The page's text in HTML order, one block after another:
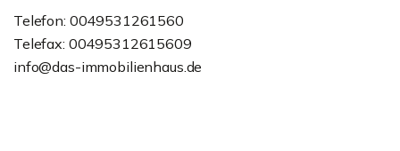
Telefon: 0049531261560
Telefax: 00495312615609
info@das-immobilienhaus.de